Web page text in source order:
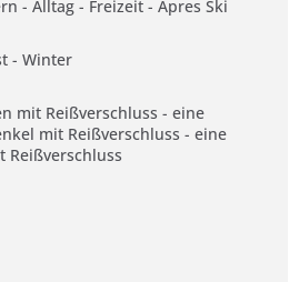
- Alltag - Freizeit - Apres Ski
- Winter
mit Reißverschluss - eine
mit Reißverschluss - eine
Reißverschluss